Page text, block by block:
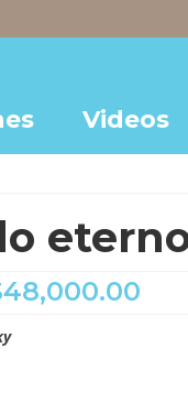
Videos
era:
48,000.00El